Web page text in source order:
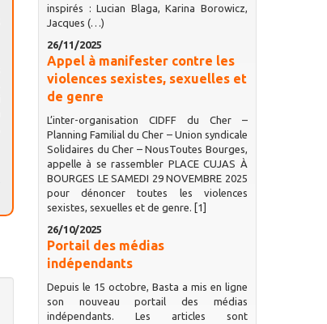
inspirés : Lucian Blaga, Karina Borowicz,
Jacques (…)
26/11/2025
Appel à manifester contre les
violences sexistes, sexuelles et
de genre
L’inter-organisation CIDFF du Cher –
Planning Familial du Cher – Union syndicale
Solidaires du Cher – NousToutes Bourges,
appelle à se rassembler PLACE CUJAS À
BOURGES LE SAMEDI 29 NOVEMBRE 2025
pour dénoncer toutes les violences
sexistes, sexuelles et de genre. [1]
26/10/2025
Portail des médias
indépendants
Depuis le 15 octobre, Basta a mis en ligne
son nouveau portail des médias
indépendants. Les articles sont